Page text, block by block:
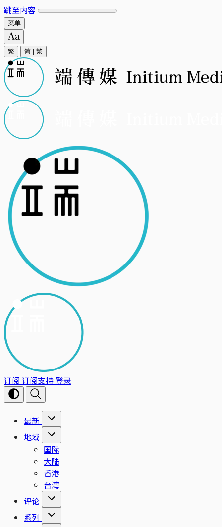
跳至内容
菜单
繁 简 繁
订阅 订阅支持登录
最新
地域
国际
大陆
香港
台湾
评论
系列